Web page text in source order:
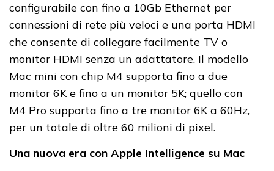
configurabile con fino a 10Gb Ethernet per
connessioni di rete più veloci e una porta HDMI
che consente di collegare facilmente TV o
monitor HDMI senza un adattatore. Il modello
Mac mini con chip M4 supporta fino a due
monitor 6K e fino a un monitor 5K; quello con
M4 Pro supporta fino a tre monitor 6K a 60Hz,
per un totale di oltre 60 milioni di pixel.
Una nuova era con Apple Intelligence su Mac